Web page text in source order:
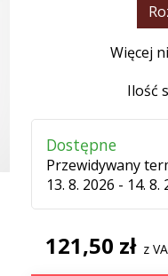
Więcej
Ilość
Dostępne
Przewidywany
13. 8. 2026 - 14. 8.
121,50 zł z